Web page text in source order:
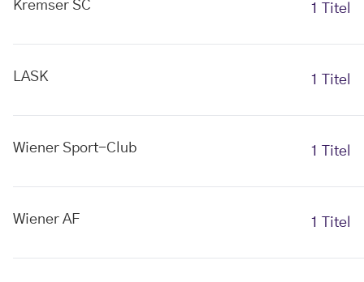
Kremser SC 1 Titel
LASK 1 Titel
Wiener Sport-Club 1 Titel
Wiener AF 1 Titel